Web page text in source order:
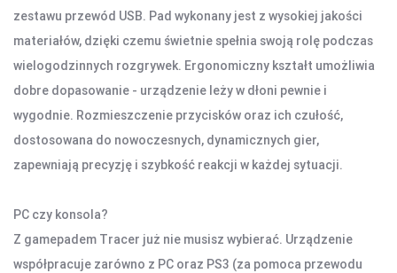
LAMPY PIERŚCIENIOWE
LAMPKI TURYSTYCZNE
LATARKI
OŚWIETLENIE SOLARNE
LAMPY PODŁOGOWE
zestawu przewód USB. Pad wykonany jest z wysokiej jakości
materiałów, dzięki czemu świetnie spełnia swoją rolę podczas
wielogodzinnych rozgrywek. Ergonomiczny kształt umożliwia
dobre dopasowanie - urządzenie leży w dłoni pewnie i
wygodnie. Rozmieszczenie przycisków oraz ich czułość,
dostosowana do nowoczesnych, dynamicznych gier,
zapewniają precyzję i szybkość reakcji w każdej sytuacji.
PC czy konsola?
Z gamepadem Tracer już nie musisz wybierać. Urządzenie
współpracuje zarówno z PC oraz PS3 (za pomoca przewodu